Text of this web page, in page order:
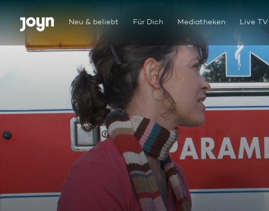
Zum Inhalt springen
Barrierefrei Neu & beliebt Für Dich Mediatheken Live TV